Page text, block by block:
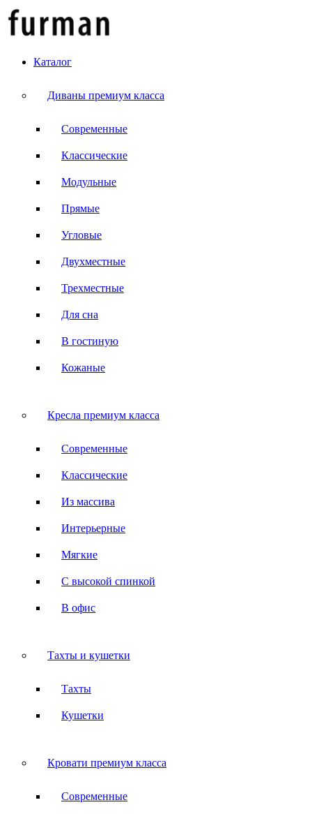
Каталог
Диваны премиум класса
Современные
Классические
Модульные
Прямые
Угловые
Двухместные
Трехместные
Для сна
В гостиную
Кожаные
Кресла премиум класса
Современные
Классические
Из массива
Интерьерные
Мягкие
С высокой спинкой
В офис
Тахты и кушетки
Тахты
Кушетки
Кровати премиум класса
Современные